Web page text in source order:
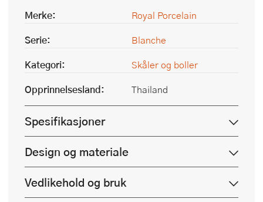
Merke:
Royal Porcelain
Serie:
Blanche
Kategori:
Skåler og boller
Opprinnelsesland:
Thailand
Spesifikasjoner
Design og materiale
Vedlikehold og bruk